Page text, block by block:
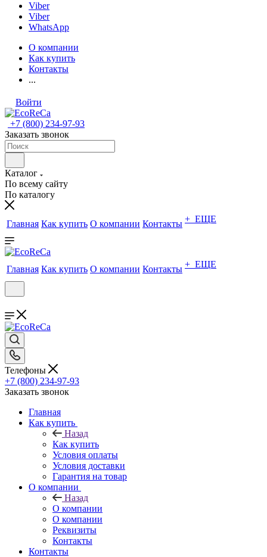
Viber
Viber
WhatsApp
О компании
Как купить
Контакты
...
Войти
+7 (800) 234-97-93
Заказать звонок
Каталог
По всему сайту
По каталогу
Главная Как купить О компании Контакты + ЕЩЕ
Главная Как купить О компании Контакты + ЕЩЕ
Телефоны
+7 (800) 234-97-93
Заказать звонок
Главная
Как купить
Назад
Как купить
Условия оплаты
Условия доставки
Гарантия на товар
О компании
Назад
О компании
О компании
Реквизиты
Контакты
Контакты